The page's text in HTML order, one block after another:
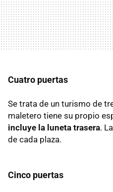
Cuatro puertas
Se trata de un turismo de
maletero tiene su propio
incluye la luneta trasera.
de cada plaza.
Cinco puertas